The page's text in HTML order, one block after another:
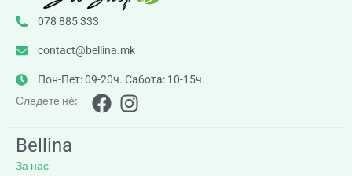
078 885 333
contact@bellina.mk
Пон-Пет: 09-20ч. Сабота: 10-15ч.
Следете нè:
Bellina
За нас